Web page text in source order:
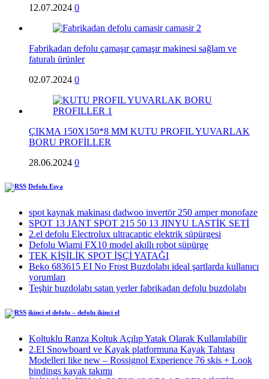
12.07.2024 0
Fabrikadan defolu çamaşır çamaşır makinesi sağlam ve
faturalı ürünler
02.07.2024 0
ÇIKMA 150X150*8 MM KUTU PROFIL YUVARLAK
BORU PROFİLLER
28.06.2024 0
Defolu Eşya
spot kaynak makinası dadwoo invertör 250 amper monofaze
SPOT 13 JANT SPOT 215 50 13 JINYU LASTİK SETİ
2.el defolu Electrolux ultracaptic elektrik süpürgesi
Defolu Wiami FX10 model akıllı robot süpürge
TEK KİŞİLİK SPOT İŞÇİ YATAĞI
Beko 683615 EI No Frost Buzdolabı ideal şartlarda kullanıcı
yorumları
Teşhir buzdolabı satan yerler fabrikadan defolu buzdolabı
ikinci el defolu – defolu ikinci el
Koltuklu Ranza Koltuk Açılıp Yatak Olarak Kullanılabilir
2.El Snowboard ve Kayak platformuna Kayak Tahtası
Modelleri like new – Rossignol Experience 76 skis + Look
bindings kayak takımı